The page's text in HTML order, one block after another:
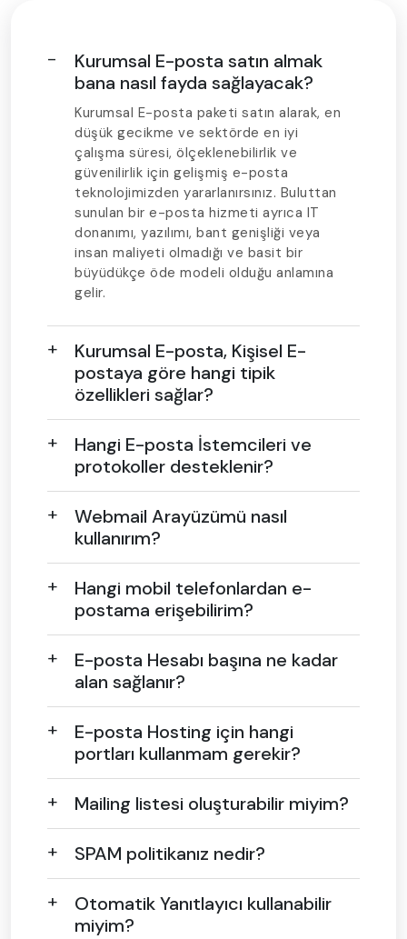
Kurumsal E-posta satın almak
bana nasıl fayda sağlayacak?
Kurumsal E-posta paketi satın alarak, en
düşük gecikme ve sektörde en iyi
çalışma süresi, ölçeklenebilirlik ve
güvenilirlik için gelişmiş e-posta
teknolojimizden yararlanırsınız. Buluttan
sunulan bir e-posta hizmeti ayrıca IT
donanımı, yazılımı, bant genişliği veya
insan maliyeti olmadığı ve basit bir
büyüdükçe öde modeli olduğu anlamına
gelir.
Kurumsal E-posta, Kişisel E-
postaya göre hangi tipik
özellikleri sağlar?
Hangi E-posta İstemcileri ve
protokoller desteklenir?
Webmail Arayüzümü nasıl
kullanırım?
Hangi mobil telefonlardan e-
postama erişebilirim?
E-posta Hesabı başına ne kadar
alan sağlanır?
E-posta Hosting için hangi
portları kullanmam gerekir?
Mailing listesi oluşturabilir miyim?
SPAM politikanız nedir?
Otomatik Yanıtlayıcı kullanabilir
miyim?